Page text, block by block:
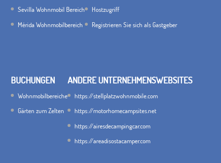
Sevilla Wohnmobil Bereich
Mérida Wohnmobilbereich
Hostzugriff
Registrieren Sie sich als Gastgeber
BUCHUNGEN
Wohnmobilbereiche
Gärten zum Zelten
ANDERE UNTERNEHMENSWEBSITES
https://stellplatzwohnmobile.com
https://motorhomecampsites.net
https://airesdecampingcar.com
https://areadisostacamper.com